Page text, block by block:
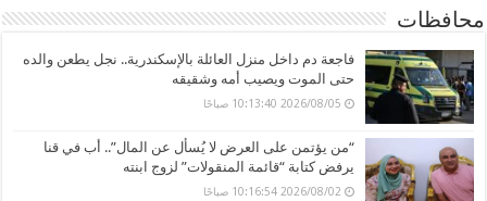
محافظات
فاجعة دم داخل منزل العائلة بالإسكندرية.. نجل يطعن والده
حتى الموت ويصيب أمه وشقيقه
2026/08/05 10:13:40 صباحًا
“من يؤتمن على العرض لا يُسأل عن المال”.. أب في قنا
يرفض كتابة “قائمة المنقولات” لزوج ابنته
2026/08/02 10:16:54 صباحًا